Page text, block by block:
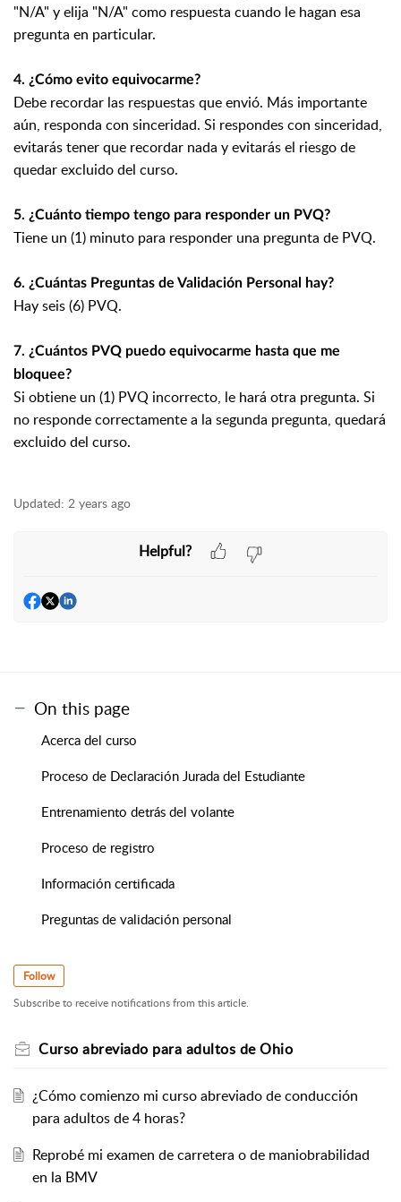
"N/A" y elija "N/A" como respuesta cuando le hagan esa
pregunta en particular.
4. ¿Cómo evito equivocarme?
Debe recordar las respuestas que envió. Más importante
aún, responda con sinceridad. Si respondes con sinceridad,
evitarás tener que recordar nada y evitarás el riesgo de
quedar excluido del curso.
5. ¿Cuánto tiempo tengo para responder un PVQ?
Tiene un (1) minuto para responder una pregunta de PVQ.
6. ¿Cuántas Preguntas de Validación Personal hay?
Hay seis (6) PVQ.
7. ¿Cuántos PVQ puedo equivocarme hasta que me
bloquee?
Si obtiene un (1) PVQ incorrecto, le hará otra pregunta. Si
no responde correctamente a la segunda pregunta, quedará
excluido del curso.
Updated: 2 years ago
Helpful?
On this page
Acerca del curso
Proceso de Declaración Jurada del Estudiante
Entrenamiento detrás del volante
Proceso de registro
Información certificada
Preguntas de validación personal
Follow
Subscribe to receive notifications from this article.
Curso abreviado para adultos de Ohio
¿Cómo comienzo mi curso abreviado de conducción
para adultos de 4 horas?
Reprobé mi examen de carretera o de maniobrabilidad
en la BMV